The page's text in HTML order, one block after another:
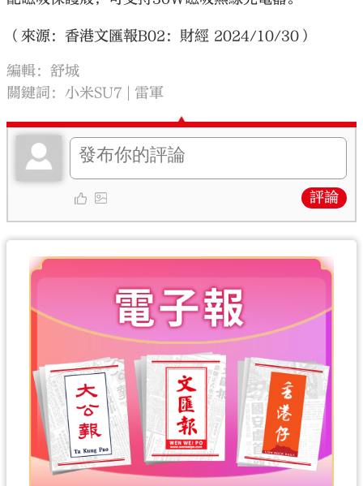
（來源：香港文匯報B02：財經 2024/10/30）
編輯：舒城
關鍵詞：小米SU7 雷軍
評論